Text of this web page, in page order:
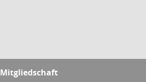
Mitgliedschaft